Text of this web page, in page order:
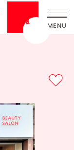
情報